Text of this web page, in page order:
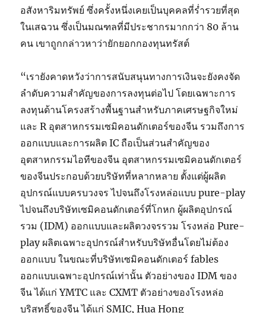
อสังหาริมทรัพย์ ซึ่งครั้งหนึ่งเคยเป็นบุคคลที่ร่ำรวยที่สุด
ในเสฉวน ซึ่งเป็นมณฑลที่มีประชากรมากกว่า 80 ล้าน
คน เขาถูกกล่าวหาว่ายักยอกกองทุนทรัสต์
“เรายังคาดหวังว่าการสนับสนุนทางการเงินจะยังคงจัด
ลำดับความสำคัญของการลงทุนต่อไป โดยเฉพาะการ
ลงทุนด้านโครงสร้างพื้นฐานสำหรับภาคเศรษฐกิจใหม่
และ R อุตสาหกรรมเซมิคอนดักเตอร์ของจีน รวมถึงการ
ออกแบบและการผลิต IC ถือเป็นส่วนสำคัญของ
อุตสาหกรรมไอทีของจีน อุตสาหกรรมเซมิคอนดักเตอร์
ของจีนประกอบด้วยบริษัทที่หลากหลาย ตั้งแต่ผู้ผลิต
อุปกรณ์แบบครบวงจร ไปจนถึงโรงหล่อแบบ pure-play
ไปจนถึงบริษัทเซมิคอนดักเตอร์ที่โกหก ผู้ผลิตอุปกรณ์
รวม (IDM) ออกแบบและผลิตวงจรรวม โรงหล่อ Pure-
play ผลิตเฉพาะอุปกรณ์สำหรับบริษัทอื่นโดยไม่ต้อง
ออกแบบ ในขณะที่บริษัทเซมิคอนดักเตอร์ fables
ออกแบบเฉพาะอุปกรณ์เท่านั้น ตัวอย่างของ IDM ของ
จีน ได้แก่ YMTC และ CXMT ตัวอย่างของโรงหล่อ
บริสุทธิ์ของจีน ได้แก่ SMIC, Hua Hong